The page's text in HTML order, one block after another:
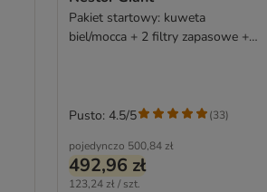
Pakiet startowy: kuweta
biel/mocca + 2 filtry zapasowe +
pojedynczo 500,84 zł
492,96 zł
123,24 zł / szt.
Pusto: 4.5/5 (33)